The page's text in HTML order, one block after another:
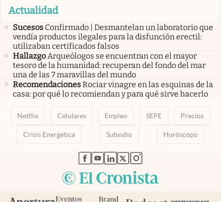
Actualidad
Sucesos Confirmado | Desmantelan un laboratorio que
vendía productos ilegales para la disfunción erectil:
utilizaban certificados falsos
HallazgoArqueólogos se encuentran con el mayor
tesoro de la humanidad: recuperan del fondo del mar
una de las 7 maravillas del mundo
RecomendacionesRociar vinagre en las esquinas de la
casa: por qué lo recomiendan y para qué sirve hacerlo
Netflix Celulares Empleo SEPE Precios
Crisis Energetica Subsidio Horóscopo
abre en nueva pestaña
abre en nueva pestaña
abre en nueva pestaña
abre en nueva pestaña
abre en nueva pestaña